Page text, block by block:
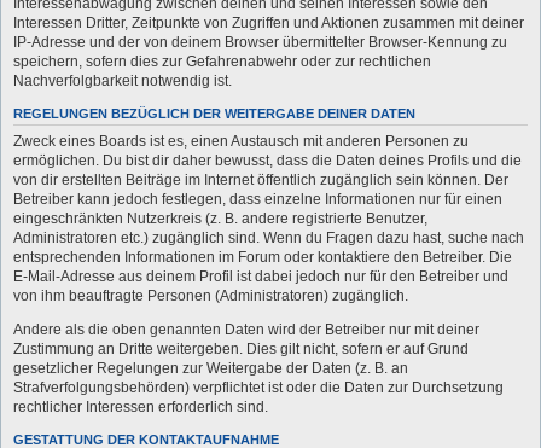
Interessen Dritter, Zeitpunkte von Zugriffen und Aktionen zusammen mit deiner
IP-Adresse und der von deinem Browser übermittelter Browser-Kennung zu
speichern, sofern dies zur Gefahrenabwehr oder zur rechtlichen
Nachverfolgbarkeit notwendig ist.
REGELUNGEN BEZÜGLICH DER WEITERGABE DEINER DATEN
Zweck eines Boards ist es, einen Austausch mit anderen Personen zu
ermöglichen. Du bist dir daher bewusst, dass die Daten deines Profils und die
von dir erstellten Beiträge im Internet öffentlich zugänglich sein können. Der
Betreiber kann jedoch festlegen, dass einzelne Informationen nur für einen
eingeschränkten Nutzerkreis (z. B. andere registrierte Benutzer,
Administratoren etc.) zugänglich sind. Wenn du Fragen dazu hast, suche nach
entsprechenden Informationen im Forum oder kontaktiere den Betreiber. Die
E-Mail-Adresse aus deinem Profil ist dabei jedoch nur für den Betreiber und
von ihm beauftragte Personen (Administratoren) zugänglich.
Andere als die oben genannten Daten wird der Betreiber nur mit deiner
Zustimmung an Dritte weitergeben. Dies gilt nicht, sofern er auf Grund
gesetzlicher Regelungen zur Weitergabe der Daten (z. B. an
Strafverfolgungsbehörden) verpflichtet ist oder die Daten zur Durchsetzung
rechtlicher Interessen erforderlich sind.
GESTATTUNG DER KONTAKTAUFNAHME